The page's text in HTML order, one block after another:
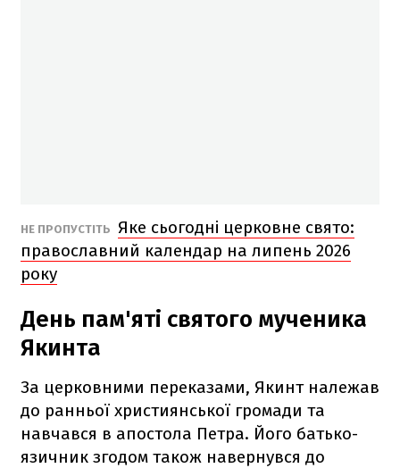
НЕ ПРОПУСТІТЬ
Яке сьогодні церковне свято:
православний календар на липень 2026
року
День пам'яті святого мученика
Якинта
За церковними переказами, Якинт належав
до ранньої християнської громади та
навчався в апостола Петра. Його батько-
язичник згодом також навернувся до